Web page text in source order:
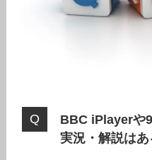
BBC iPlayerや
実況・解説はあ